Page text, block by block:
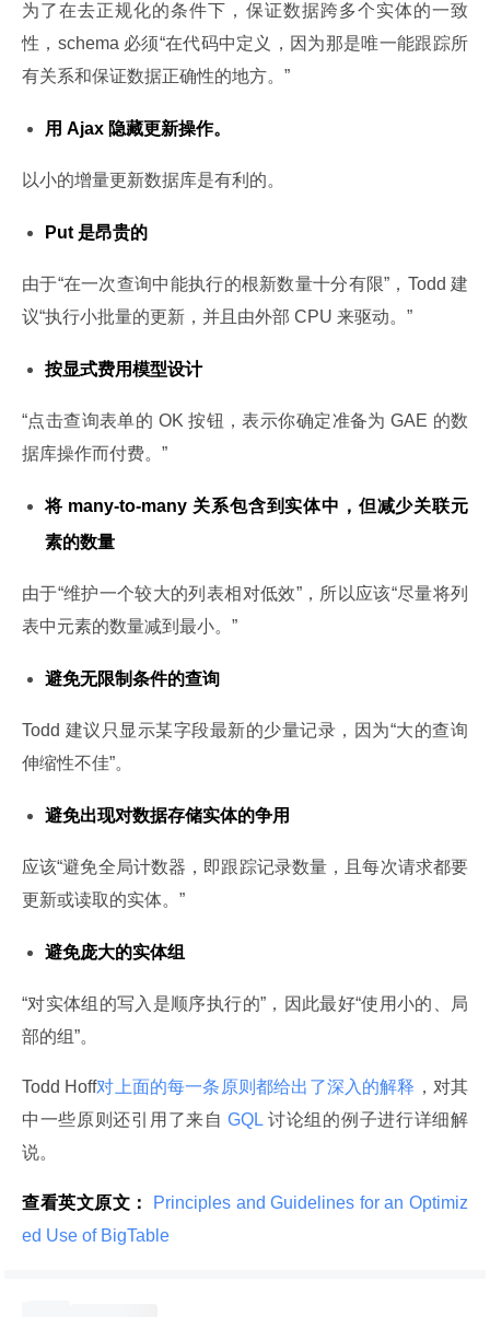
为了在去正规化的条件下，保证数据跨多个实体的一致
性，schema 必须“在代码中定义，因为那是唯一能跟踪所
有关系和保证数据正确性的地方。”
用 Ajax 隐藏更新操作。
以小的增量更新数据库是有利的。
Put 是昂贵的
由于“在一次查询中能执行的根新数量十分有限”，Todd 建
议“执行小批量的更新，并且由外部 CPU 来驱动。”
按显式费用模型设计
“点击查询表单的 OK 按钮，表示你确定准备为 GAE 的数
据库操作而付费。”
将 many-to-many 关系包含到实体中，但减少关联元
素的数量
由于“维护一个较大的列表相对低效”，所以应该“尽量将列
表中元素的数量减到最小。”
避免无限制条件的查询
Todd 建议只显示某字段最新的少量记录，因为“大的查询
伸缩性不佳”。
避免出现对数据存储实体的争用
应该“避免全局计数器，即跟踪记录数量，且每次请求都要
更新或读取的实体。”
避免庞大的实体组
“对实体组的写入是顺序执行的”，因此最好“使用小的、局
部的组”。
Todd Hoff对上面的每一条原则都给出了深入的解释 ，对其
中一些原则还引用了来自 GQL 讨论组的例子进行详细解
说。
查看英文原文：
Principles and Guidelines for an Optimiz
ed Use of BigTable